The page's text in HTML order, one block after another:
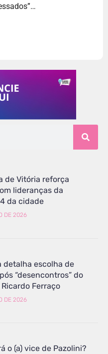
de Vitória reforça
lideranças da
da cidade
DE 2026
detalha escolha de
“desencontros” do
Ferraço
DE 2026
o (a) vice de Pazolini?